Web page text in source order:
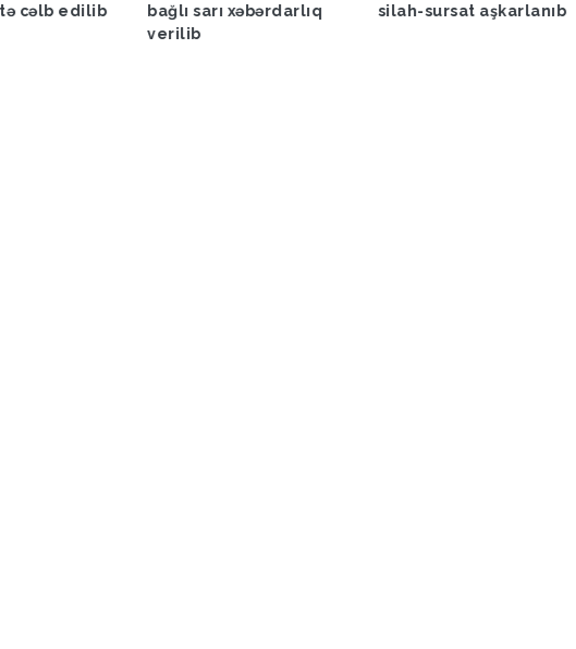
cəlb edilib
bağlı sarı xəbərdarlıq
verilib
silah-sursat aşkarlanıb